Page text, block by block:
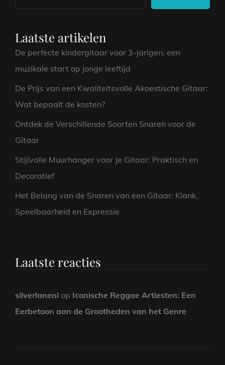
Laatste artikelen
De perfecte kindergitaar voor 3-jarigen: een
muzikale start op jonge leeftijd
De Prijs van een Kwaliteitsvolle Akoestische Gitaar:
Wat bepaalt de kosten?
Ontdek de Verschillende Soorten Snaren voor de
Gitaar
Stijlvolle Muurhanger voor Je Gitaar: Praktisch en
Decoratief
Het Belang van de Snaren van een Gitaar: Klank,
Speelbaarheid en Expressie
Laatste reacties
silverlanenl op Iconische Reggae Artiesten: Een
Eerbetoon aan de Grootheden van het Genre